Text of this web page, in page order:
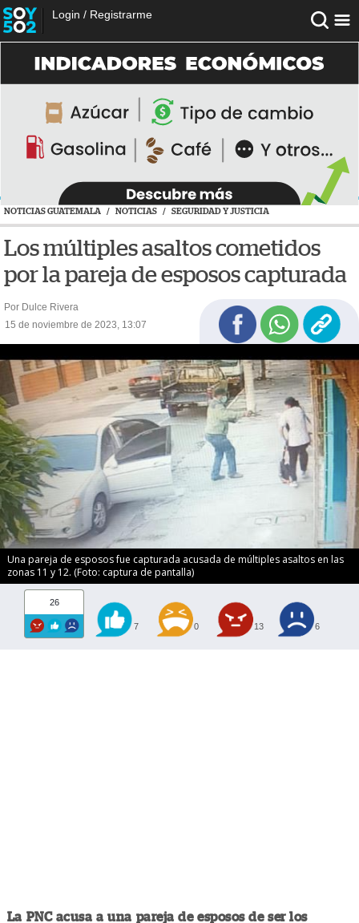
Login / Registrarme
NOTICIAS GUATEMALA / NOTICIAS / SEGURIDAD Y JUSTICIA
Los múltiples asaltos cometidos
por la pareja de esposos capturada
Por Dulce Rivera
15 de noviembre de 2023, 13:07
Una pareja de esposos fue capturada acusada de múltiples asaltos en las
zonas 11 y 12. (Foto: captura de pantalla)
26
7 0 13 6
La PNC acusa a una pareja de esposos de ser los